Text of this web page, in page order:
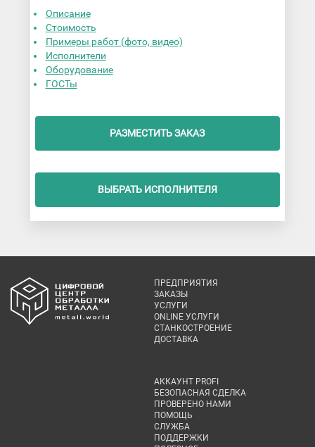
Описание
Стоимость
Примеры работ (фото, видео)
Исполнители
Оборудование
ГОСТы
РАЗМЕСТИТЬ ЗАКАЗ
ВЫБРАТЬ ИСПОЛНИТЕЛЯ
ПРЕДПРИЯТИЯ
ЗАКАЗЫ
УСЛУГИ
ONLINE УСЛУГИ
СТАНКОСТРОЕНИЕ
ДОСТАВКА
АККАУНТ PROFI
БЕЗОПАСНАЯ СДЕЛКА
ПРОВЕРЕНО НАМИ
ПОМОЩЬ
СЛУЖБА
ПОДДЕРЖКИ